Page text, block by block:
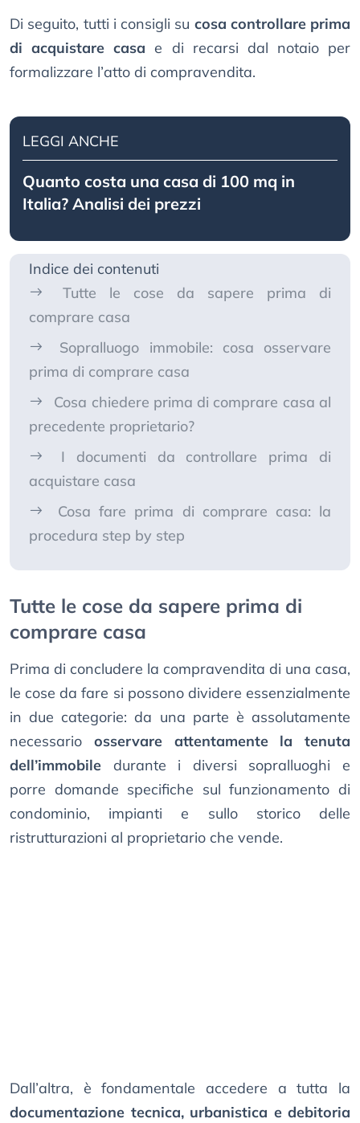
Di seguito, tutti i consigli su cosa controllare prima
di acquistare casa e di recarsi dal notaio per
formalizzare l’atto di compravendita.
LEGGI ANCHE
Quanto costa una casa di 100 mq in
Italia? Analisi dei prezzi
Indice dei contenuti
Tutte le cose da sapere prima di
comprare casa
Sopralluogo immobile: cosa osservare
prima di comprare casa
Cosa chiedere prima di comprare casa al
precedente proprietario?
I documenti da controllare prima di
acquistare casa
Cosa fare prima di comprare casa: la
procedura step by step
Tutte le cose da sapere prima di
comprare casa
Prima di concludere la compravendita di una casa,
le cose da fare si possono dividere essenzialmente
in due categorie: da una parte è assolutamente
necessario osservare attentamente la tenuta
dell’immobile durante i diversi sopralluoghi e
porre domande specifiche sul funzionamento di
condominio, impianti e sullo storico delle
ristrutturazioni al proprietario che vende.
Dall’altra, è fondamentale accedere a tutta la
documentazione tecnica, urbanistica e debitoria